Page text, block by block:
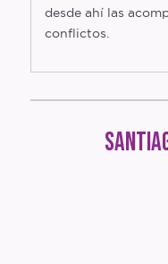
desde ahí las
conflictos.